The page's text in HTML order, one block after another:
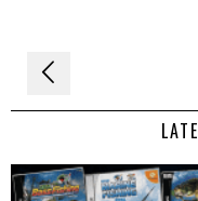
Navigation
de